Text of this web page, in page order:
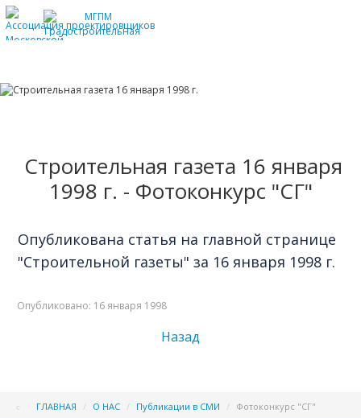
Публикации в СМИ
Строительная газета 16 января
1998 г. - Фотоконкурс "СГ"
Опубликована статья на главной странице
"Строительной газеты" за 16 января 1998 г.
Опубликовано: 16 января 1998
Назад
ГЛАВНАЯ / О НАС / Публикации в СМИ / Фотоконкурс "СГ"